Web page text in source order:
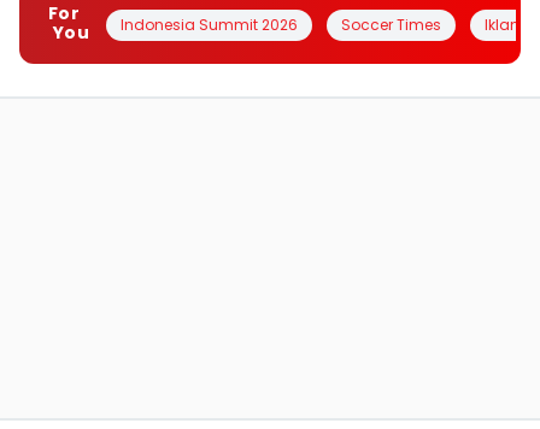
For
You
Indonesia Summit 2026 Soccer Times Iklanin